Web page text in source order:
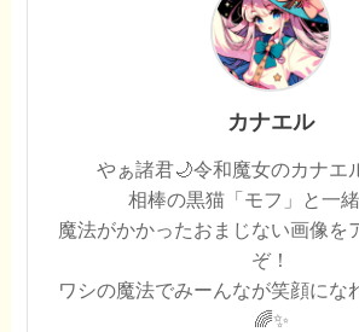
カナエル
やぁ諸君🌙令和魔女のカナエ
相棒の黒猫「モフ」と一
魔法がかかったおまじない画像を
ぞ！
ワシの魔法でみーんなが笑顔にな
🌈✨